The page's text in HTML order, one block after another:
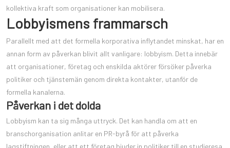
kollektiva kraft som organisationer kan mobilisera.
Lobbyismens frammarsch
Parallellt med att det formella korporativa inflytandet minskat, har en
annan form av påverkan blivit allt vanligare: lobbyism. Detta innebär
att organisationer, företag och enskilda aktörer försöker påverka
politiker och tjänstemän genom direkta kontakter, utanför de
formella kanalerna.
Påverkan i det dolda
Lobbyism kan ta sig många uttryck. Det kan handla om att en
branschorganisation anlitar en PR-byrå för att påverka
lagstiftningen, eller att ett företag bjuder in politiker till en studieresa.